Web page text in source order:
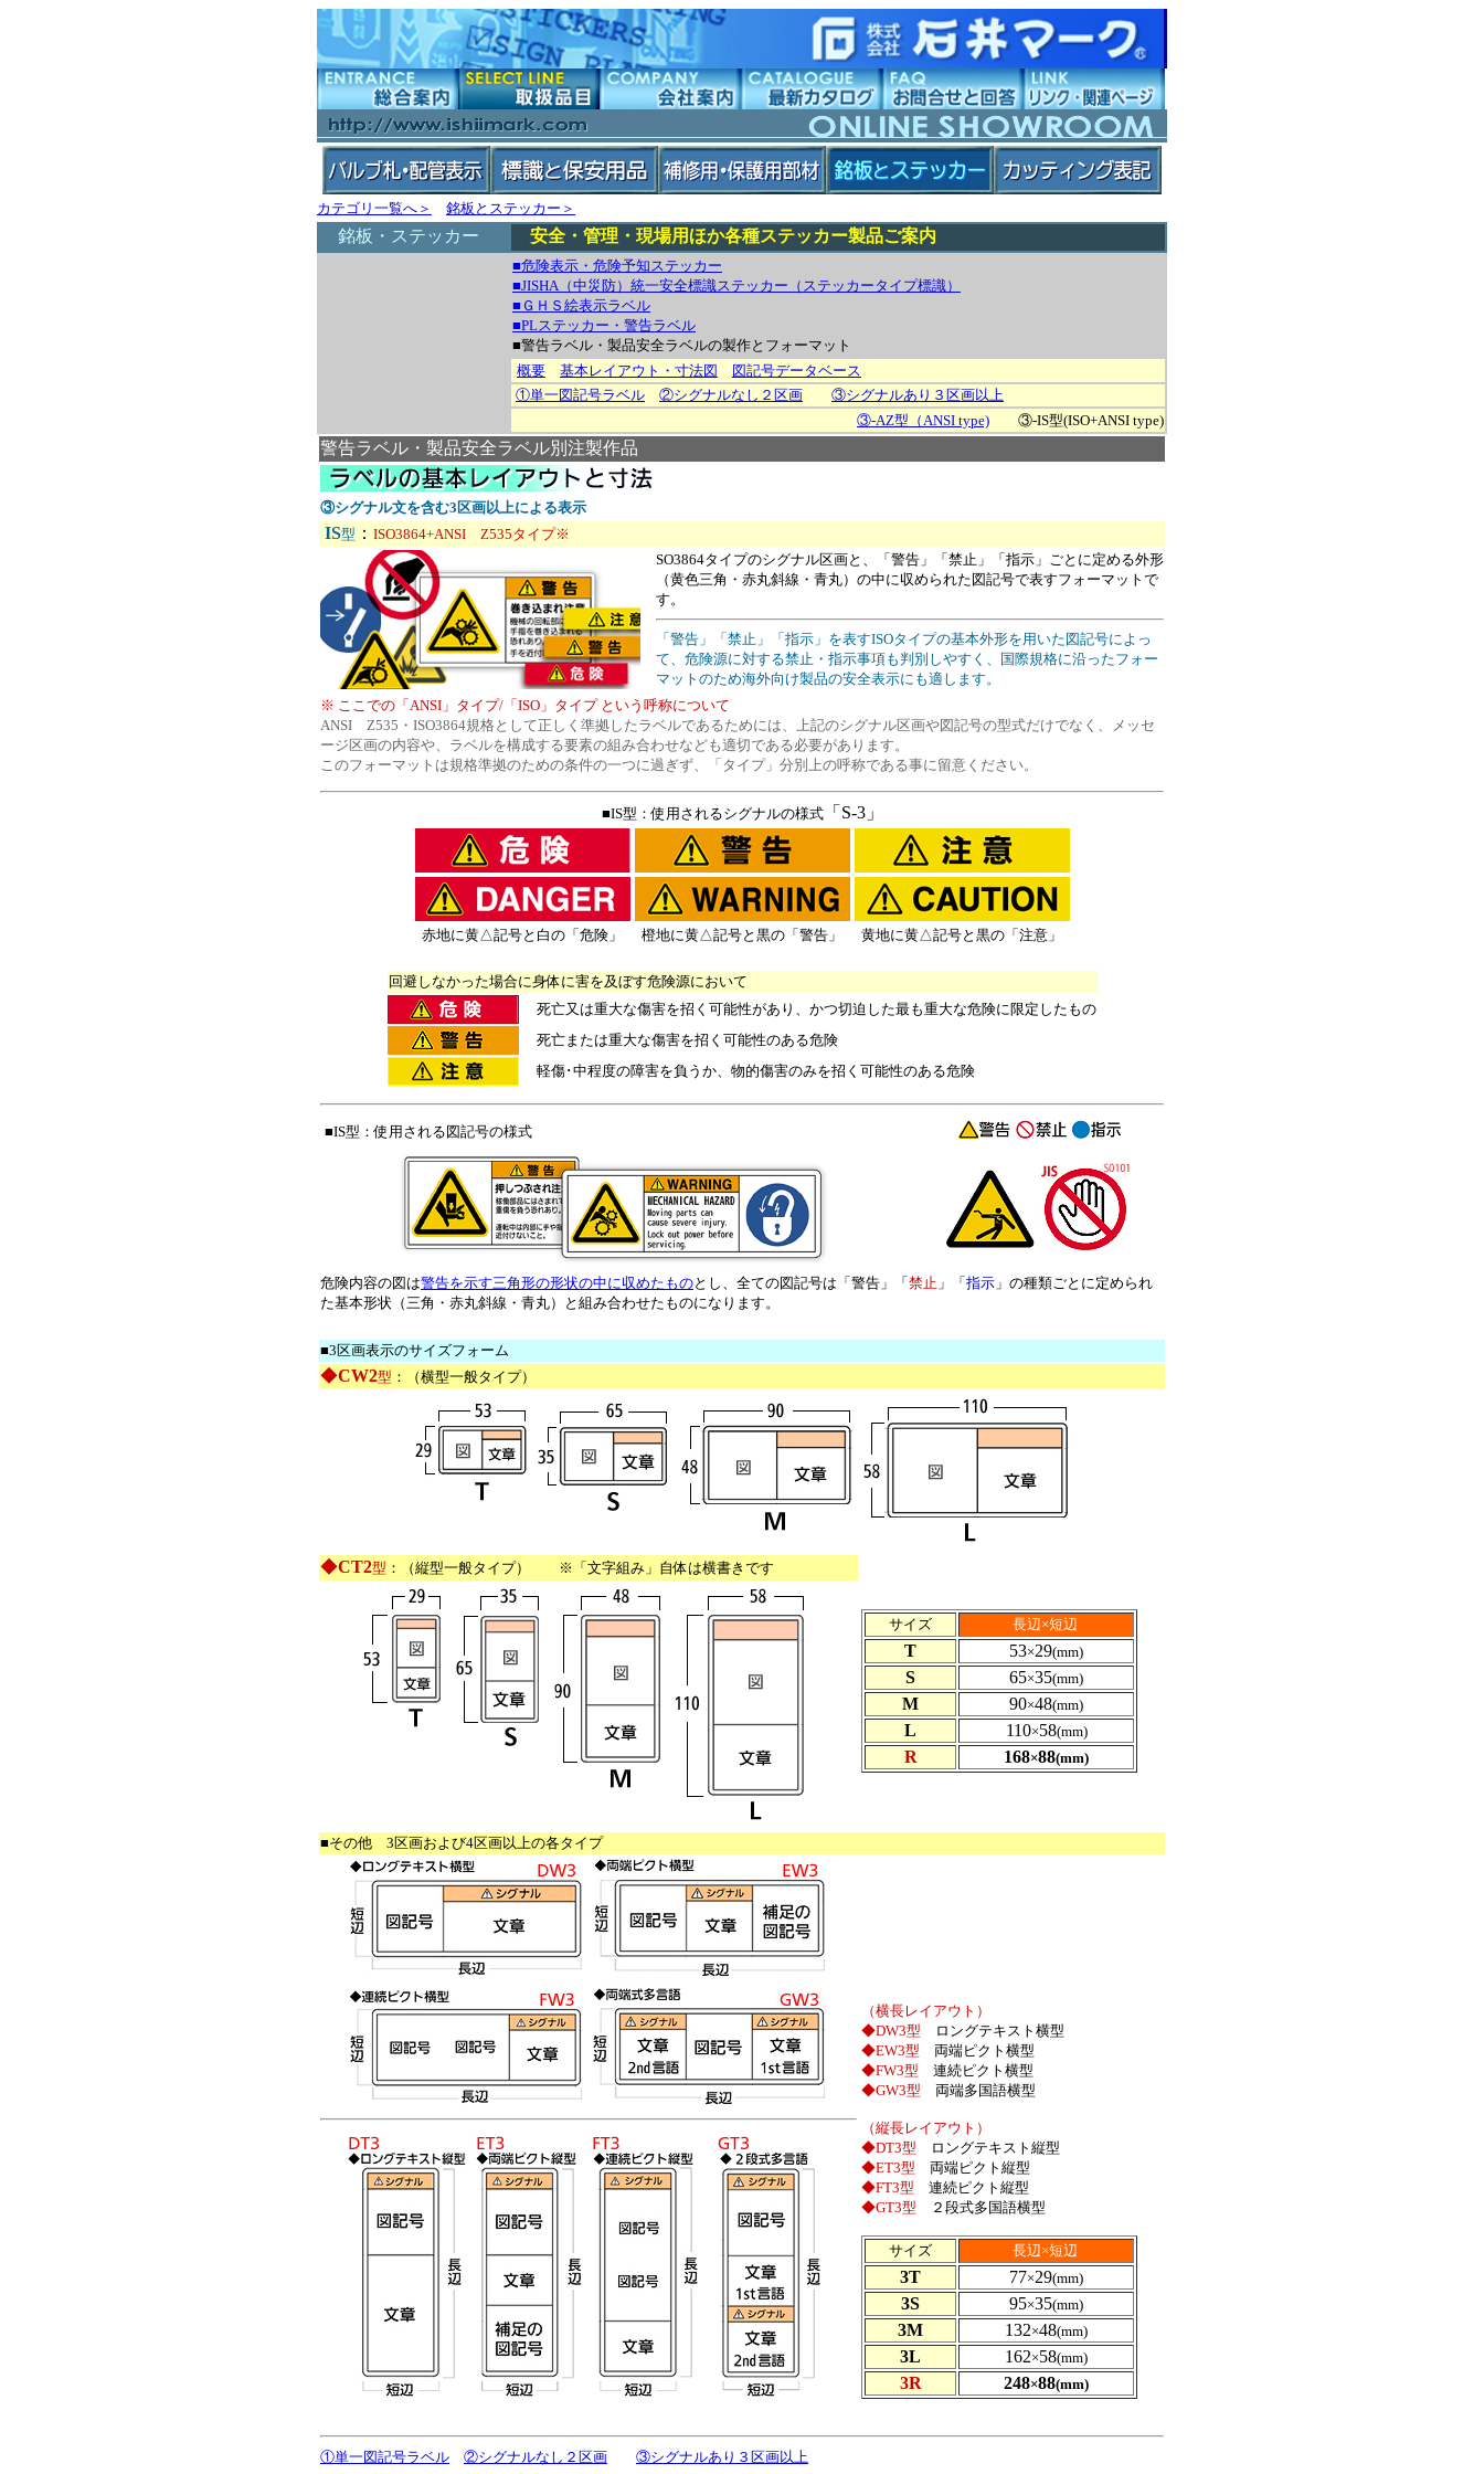
カテゴリ一覧へ＞ 銘板とステッカー＞
銘板・ステッカー 安全・管理・現場用ほか各種ステッカー製品ご案内
■危険表示・危険予知ステッカー
■JISHA（中災防）統一安全標識ステッカー（ステッカータイプ標識）
■ＧＨＳ絵表示ラベル
■PLステッカー・警告ラベル
■警告ラベル・製品安全ラベルの製作とフォーマット
概要
基本レイアウト・寸法図
図記号データベース
①単一図記号ラベル
②シグナルなし２区画
③シグナルあり３区画以上
③-AZ型（ANSI type) ③-IS型(ISO+ANSI type)
警告ラベル・製品安全ラベル別注製作品
③シグナル文を含む3区画以上による表示
IS型 ： ISO3864+ANSI Z535タイプ※
SO3864タイプのシグナル区画と、「警告」「禁止」「指示」ごとに定める外形
（黄色三角・赤丸斜線・青丸）の中に収められた図記号で表すフォーマットで
す。
「警告」「禁止」「指示」を表すISOタイプの基本外形を用いた図記号によっ
て、危険源に対する禁止・指示事項も判別しやすく、国際規格に沿ったフォー
マットのため海外向け製品の安全表示にも適します。
※ ここでの「ANSI」タイプ/「ISO」タイプ という呼称について
ANSI Z535・ISO3864規格として正しく準拠したラベルであるためには、上記のシグナル区画や図記号の型式だけでなく、メッセ
ージ区画の内容や、ラベルを構成する要素の組み合わせなども適切である必要があります。
このフォーマットは規格準拠のための条件の一つに過ぎず、「タイプ」分別上の呼称である事に留意ください。
■IS型：使用されるシグナルの様式「S-3」
赤地に黄△記号と白の「危険」 橙地に黄△記号と黒の「警告」 黄地に黄△記号と黒の「注意」
回避しなかった場合に身体に害を及ぼす危険源において
死亡又は重大な傷害を招く可能性があり、かつ切迫した最も重大な危険に限定したもの
死亡または重大な傷害を招く可能性のある危険
軽傷･中程度の障害を負うか、物的傷害のみを招く可能性のある危険
■IS型：使用される図記号の様式
危険内容の図は警告を示す三角形の形状の中に収めたものとし、全ての図記号は「警告」「 禁止 」「 指示 」の種類ごとに定められ
た基本形状（三角・赤丸斜線・青丸）と組み合わせたものになります。
■3区画表示のサイズフォーム
◆CW2型 ：（横型一般タイプ）
◆CT2型 ：（縦型一般タイプ） ※「文字組み」自体は横書きです
サイズ 長辺×短辺
T 53×29(mm)
S 65×35(mm)
M 90×48(mm)
L 110×58(mm)
R 168×88(mm)
■その他 3区画および4区画以上の各タイプ
（横長レイアウト）
◆DW3型
ロングテキスト横型
◆EW3型 両端ピクト横型
◆FW3型 連続ピクト横型
◆GW3型 両端多国語横型
（縦長レイアウト）
◆DT3型
ロングテキスト縦型
◆ET3型 両端ピクト縦型
◆FT3型 連続ピクト縦型
◆GT3型
２段式多国語横型
サイズ 長辺×短辺
3T 77×29(mm)
3S 95×35(mm)
3M 132×48(mm)
3L 162×58(mm)
3R 248×88(mm)
①単一図記号ラベル ②シグナルなし２区画 ③シグナルあり３区画以上